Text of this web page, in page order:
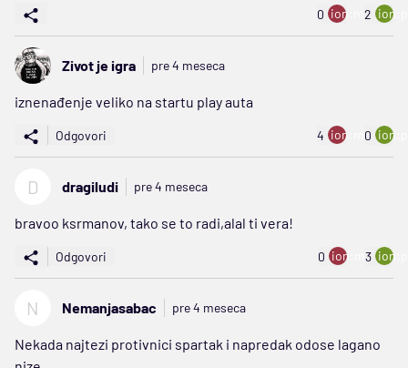
0 ion:minus
2
Zivot je igra pre 4 meseca
iznenađenje veliko na startu play auta
Odgovori 4 ion:minus
0
D dragiludi pre 4 meseca
bravoo ksrmanov, tako se to radi,alal ti vera!
Odgovori 0 ion:minus
3
N Nemanjasabac pre 4 meseca
Nekada najtezi protivnici spartak i napredak odose lagano